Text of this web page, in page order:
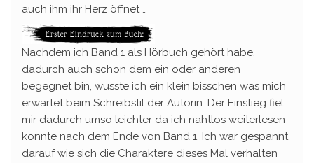
auch ihm ihr Herz öffnet …
Nachdem ich Band 1 als Hörbuch gehört habe,
dadurch auch schon dem ein oder anderen
begegnet bin, wusste ich ein klein bisschen was mich
erwartet beim Schreibstil der Autorin. Der Einstieg fiel
mir dadurch umso leichter da ich nahtlos weiterlesen
konnte nach dem Ende von Band 1. Ich war gespannt
darauf wie sich die Charaktere dieses Mal verhalten